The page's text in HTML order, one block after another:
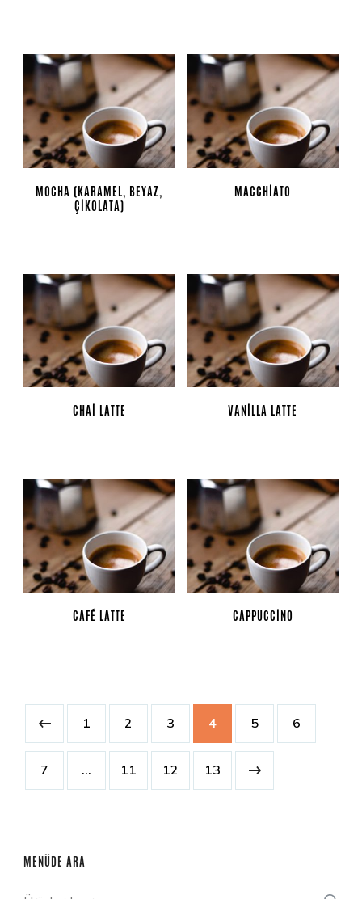
MOCHA (KARAMEL, BEYAZ,
ÇIKOLATA)
MACCHIATO
CHAI LATTE VANILLA LATTE
CAFÉ LATTE CAPPUCCINO
1 2 3 4 5 6
7 … 11 12 13
MENÜDE ARA